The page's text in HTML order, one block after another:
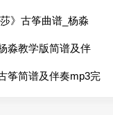
》古筝曲谱_杨淼
淼教学版简谱及伴
筝简谱及伴奏mp3完